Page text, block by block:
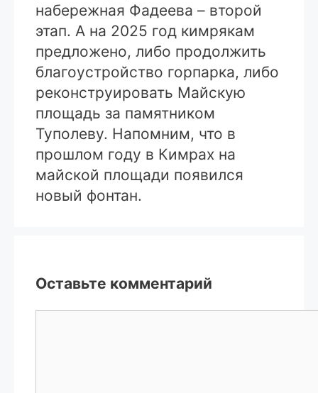
набережная Фадеева – второй
этап. А на 2025 год кимрякам
предложено, либо продолжить
благоустройство горпарка, либо
реконструировать Майскую
площадь за памятником
Туполеву. Напомним, что в
прошлом году в Кимрах на
майской площади появился
новый фонтан.
Оставьте комментарий